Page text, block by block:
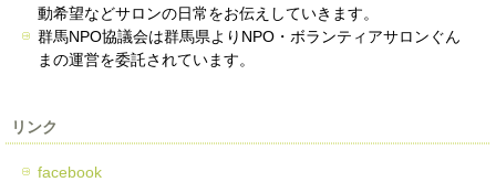
動希望などサロンの日常をお伝えしていきます。
群馬NPO協議会は群馬県よりNPO・ボランティアサロンぐん
まの運営を委託されています。
リンク
facebook